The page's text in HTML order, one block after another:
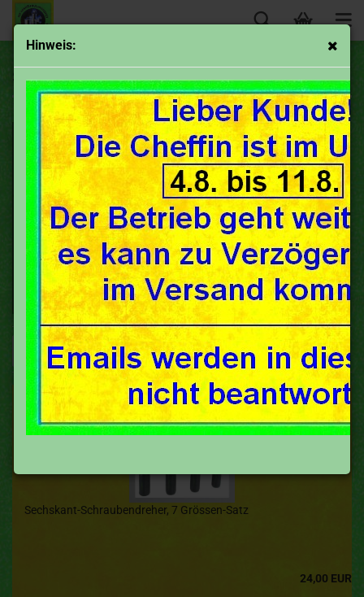
Hinweis:
Schraubendreher
Sortieren nach 50 pro Seite
Sechskant-Schraubendreher, 7 Grössen-Satz
24,00 EUR